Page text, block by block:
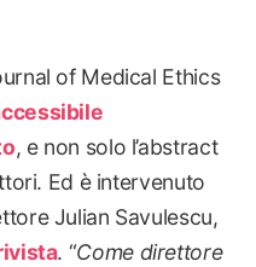
of Medical Ethics
, e non solo l’abstract
Ed è intervenuto
Julian Savulescu,
. “Come direttore